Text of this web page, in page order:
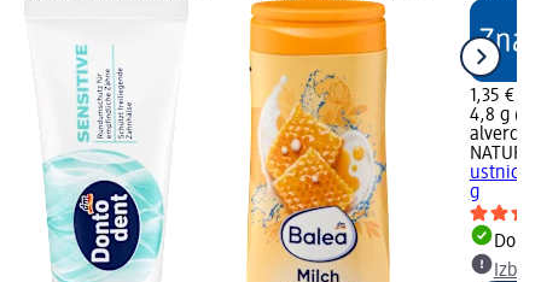
1,35 €
4,8 g
alverde
ustnice
g